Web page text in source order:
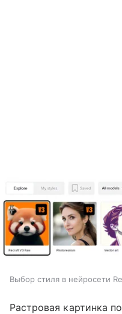
Выбор стиля в нейросети
Растровая картинка